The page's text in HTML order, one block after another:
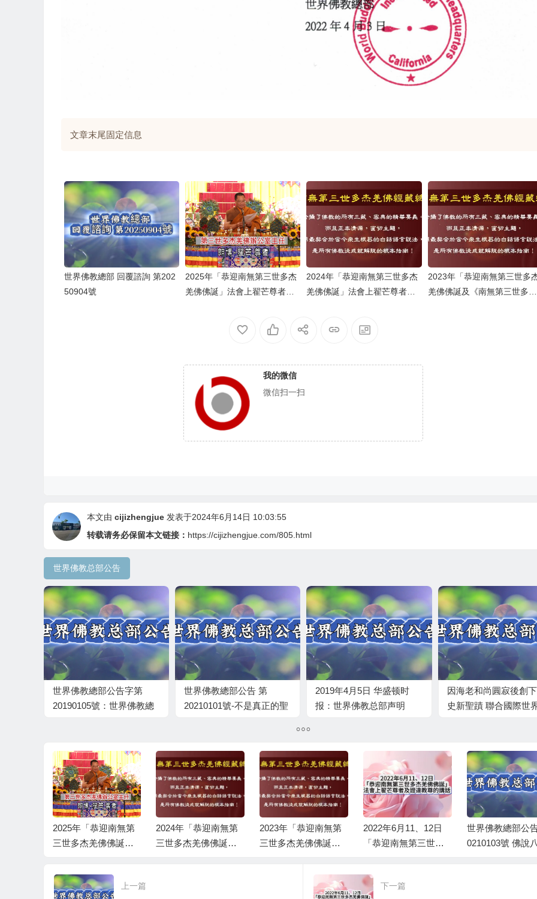
文章末尾固定信息
世界佛教總部 回覆諮詢 第202
50904號
2025年「恭迎南無第三世多杰
羌佛佛誕」法會上翟芒尊者的
2024年「恭迎南無第三世多杰
羌佛佛誕」法會上翟芒尊者的
2023年「恭迎南無第三世多
羌佛佛誕及《南無第三世多杰
我的微信
微信扫一扫
本文由 cijizhengjue 发表于2024年6月14日 10:03:55
转载请务必保留本文链接： https://cijizhengjue.com/805.html
世界佛教总部公告
世界佛教總部公告字第
20190105號：世界佛教總
世界佛教總部公告 第
20210101號-不是真正的聖
2019年4月5日 华盛顿时
报：世界佛教总部声明
因海老和尚圓寂後創
史新聖蹟 聯合國際世
2025年「恭迎南無第
三世多杰羌佛佛誕」
話
2024年「恭迎南無第
三世多杰羌佛佛誕」
2023年「恭迎南無第
三世多杰羌佛佛誕及
佛經藏總集》」法會
上翟芒尊者及證達教
2022年6月11、12日
「恭迎南無第三世多
翟芒尊者及證達教尊
的講話
世界佛教總部公
0210103號 佛說
上一篇 下一篇